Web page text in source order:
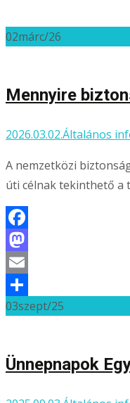
02márc/26
Mennyire
2026.03.02.Általános
A nemzetközi
úti célnak tekinthető a
Facebook
Mastodon
Email
Ossza
03szept/25
Ünnepnapok